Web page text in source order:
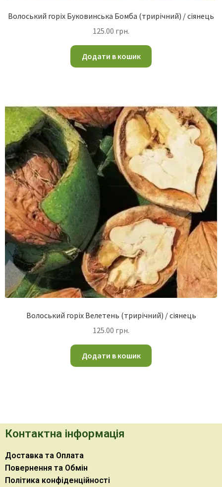
Волоський горіх Буковинська Бомба (трирічний) / сіянець
125.00 грн.
Додати в кошик
Волоський горіх Велетень (трирічний) / сіянець
125.00 грн.
Додати в кошик
Контактна інформація
Доставка та Оплата
Повернення та Обмін
Політика конфіденційності